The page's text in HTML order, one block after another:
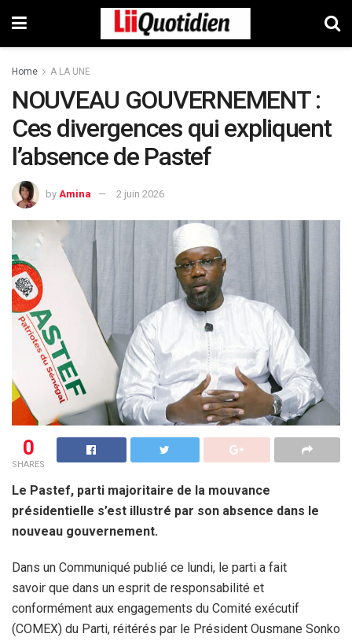
Home A LA UNE
NOUVEAU GOUVERNEMENT :
Ces divergences qui expliquent
l’absence de Pastef
by Amina 2 juin 2026
0
SHARES
Le Pastef, parti majoritaire de la mouvance
présidentielle s’est illustré par son absence dans le
nouveau gouvernement.
Dans un Communiqué publié ce lundi, le parti a fait
savoir que dans un esprit de responsabilité et
conformément aux engagements du Comité exécutif
(COMEX) du Parti, réitérés par le Président Ousmane Sonko